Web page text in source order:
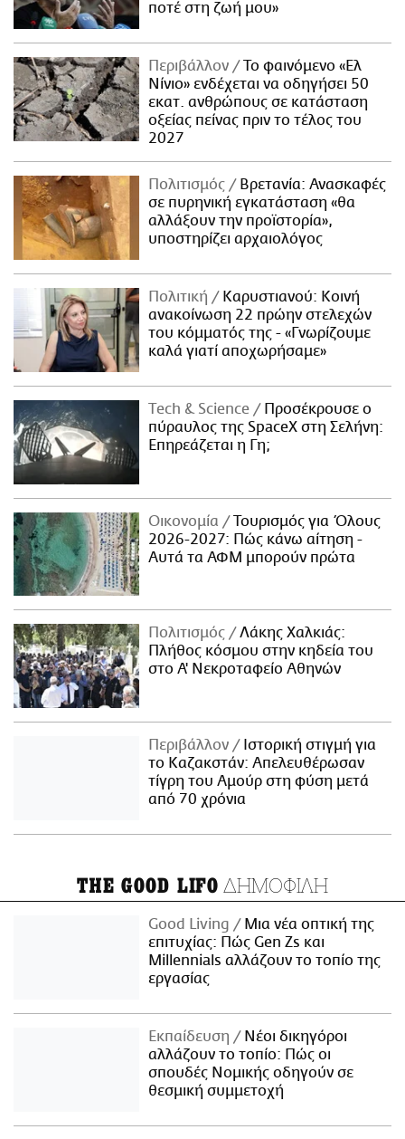
ποτέ στη ζωή μου»
Περιβάλλον
Το φαινόμενο «Ελ
Νίνιο» ενδέχεται να οδηγήσει 50
εκατ. ανθρώπους σε κατάσταση
οξείας πείνας πριν το τέλος του
2027
Πολιτισμός
Βρετανία: Ανασκαφές
σε πυρηνική εγκατάσταση «θα
αλλάξουν την προϊστορία»,
υποστηρίζει αρχαιολόγος
Πολιτική
Καρυστιανού: Κοινή
ανακοίνωση 22 πρώην στελεχών
του κόμματός της - «Γνωρίζουμε
καλά γιατί αποχωρήσαμε»
Τech & Science
Προσέκρουσε ο
πύραυλος της SpaceX στη Σελήνη:
Επηρεάζεται η Γη;
Οικονομία
Τουρισμός για Όλους
2026-2027: Πώς κάνω αίτηση -
Αυτά τα ΑΦΜ μπορούν πρώτα
Πολιτισμός
Λάκης Χαλκιάς:
Πλήθος κόσμου στην κηδεία του
στο Α' Νεκροταφείο Αθηνών
Περιβάλλον
Ιστορική στιγμή για
το Καζακστάν: Απελευθέρωσαν
τίγρη του Αμούρ στη φύση μετά
από 70 χρόνια
THE GOOD LIFO ΔΗΜΟΦΙΛΗ
Good Living
Μια νέα οπτική της
επιτυχίας: Πώς Gen Zs και
Millennials αλλάζουν το τοπίο της
εργασίας
Εκπαίδευση
Νέοι δικηγόροι
αλλάζουν το τοπίο: Πώς οι
σπουδές Νομικής οδηγούν σε
θεσμική συμμετοχή